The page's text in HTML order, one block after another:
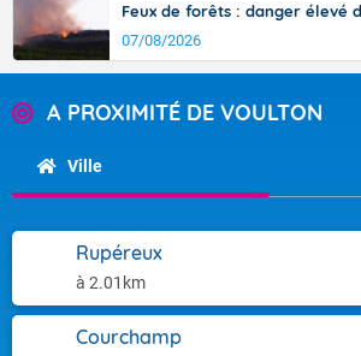
Feux de forêts : danger élevé
07/08/2026
A PROXIMITÉ DE VOULTON
Ville
Rupéreux
à 2.01km
Courchamp